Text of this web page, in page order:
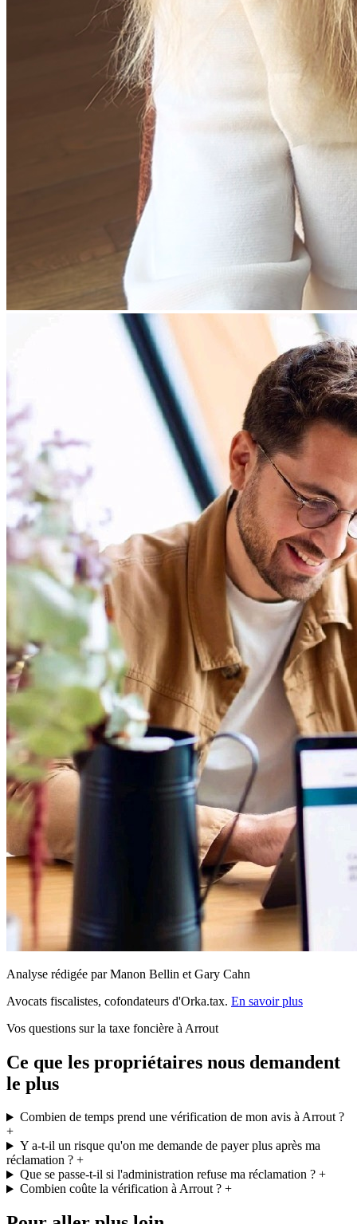
Analyse rédigée par Manon Bellin et Gary Cahn
Avocats fiscalistes, cofondateurs d'Orka.tax. En savoir plus
Vos questions sur la taxe foncière à Arrout
Ce que les propriétaires nous demandent
le plus
Combien de temps prend une vérification de mon avis à Arrout ?
+
Y a-t-il un risque qu'on me demande de payer plus après ma
réclamation ? +
Que se passe-t-il si l'administration refuse ma réclamation ?+
Combien coûte la vérification à Arrout ?+